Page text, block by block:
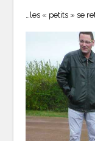
…les « petits » se